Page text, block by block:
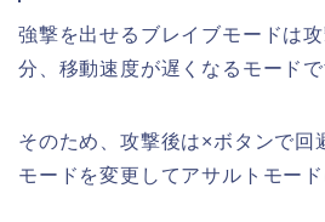
強撃を出せるブレイブモードは
分、移動速度が遅くなるモードで
そのため、攻撃後は×ボタンで
モードを変更してアサルトモー